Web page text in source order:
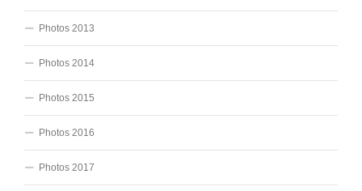
Photos 2013
Photos 2014
Photos 2015
Photos 2016
Photos 2017